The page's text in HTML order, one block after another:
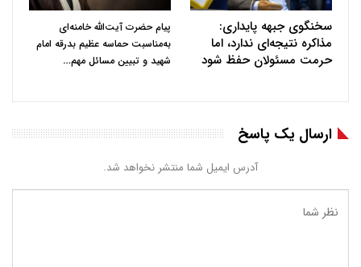
سخنگوی جبهه پایداری:
مذاکره نتیجه‌ای ندارد، اما
حرمت مسئولان حفظ شود
پیام حضرت آیت‌الله خامنه‌ای
به‌مناسبت حماسه عظیم بدرقه امام
شهید و تبیین مسائل مهم…
ارسال یک پاسخ
آدرس ایمیل شما منتشر نخواهد شد.